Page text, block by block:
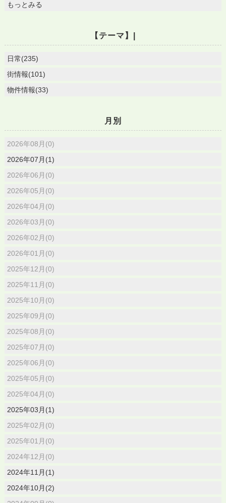
もっとみる
【テーマ】|
日常(235)
街情報(101)
物件情報(33)
月別
2026年08月(0)
2026年07月(1)
2026年06月(0)
2026年05月(0)
2026年04月(0)
2026年03月(0)
2026年02月(0)
2026年01月(0)
2025年12月(0)
2025年11月(0)
2025年10月(0)
2025年09月(0)
2025年08月(0)
2025年07月(0)
2025年06月(0)
2025年05月(0)
2025年04月(0)
2025年03月(1)
2025年02月(0)
2025年01月(0)
2024年12月(0)
2024年11月(1)
2024年10月(2)